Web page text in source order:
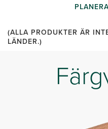
(ALLA PRODUKTER ÄR
LÄNDER.)